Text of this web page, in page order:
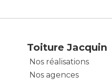
Toiture Jacquin
Nos réalisations
Nos agences